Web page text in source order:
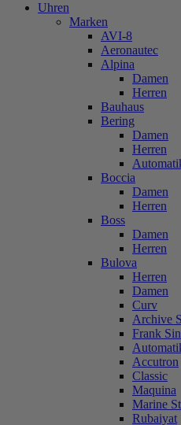
Uhren
Marken
AVI-8
Aeronautec
Alpina
Damen
Herren
Bauhaus
Bering
Damen
Herren
Boccia
Damen
Herren
Boss
Damen
Herren
Bulova
Herren
Damen
Curv
Archive
Frank
Accutron
Classic
Maquina
Marine
Rubaiyat